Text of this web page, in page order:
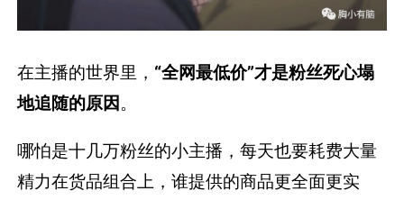
在主播的世界里， “全网最低价”才是粉丝死心塌
地追随的原因。
哪怕是十几万粉丝的小主播，每天也要耗费大量
精力在货品组合上，谁提供的商品更全面更实